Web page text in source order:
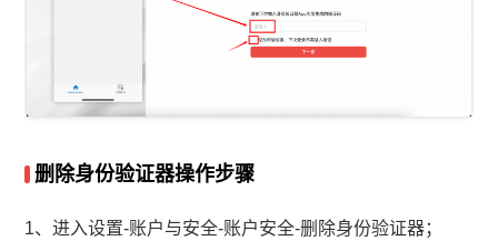
删除身份验证器操作步骤
1、进入设置-账户与安全-账户安全-删除身份验证器；